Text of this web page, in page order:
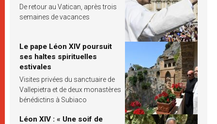
De retour au Vatican, après trois
semaines de vacances
Le pape Léon XIV poursuit
ses haltes spirituelles
estivales
Visites privées du sanctuaire de
Vallepietra et de deux monastères
bénédictins à Subiaco
Léon XIV : « Une soif de